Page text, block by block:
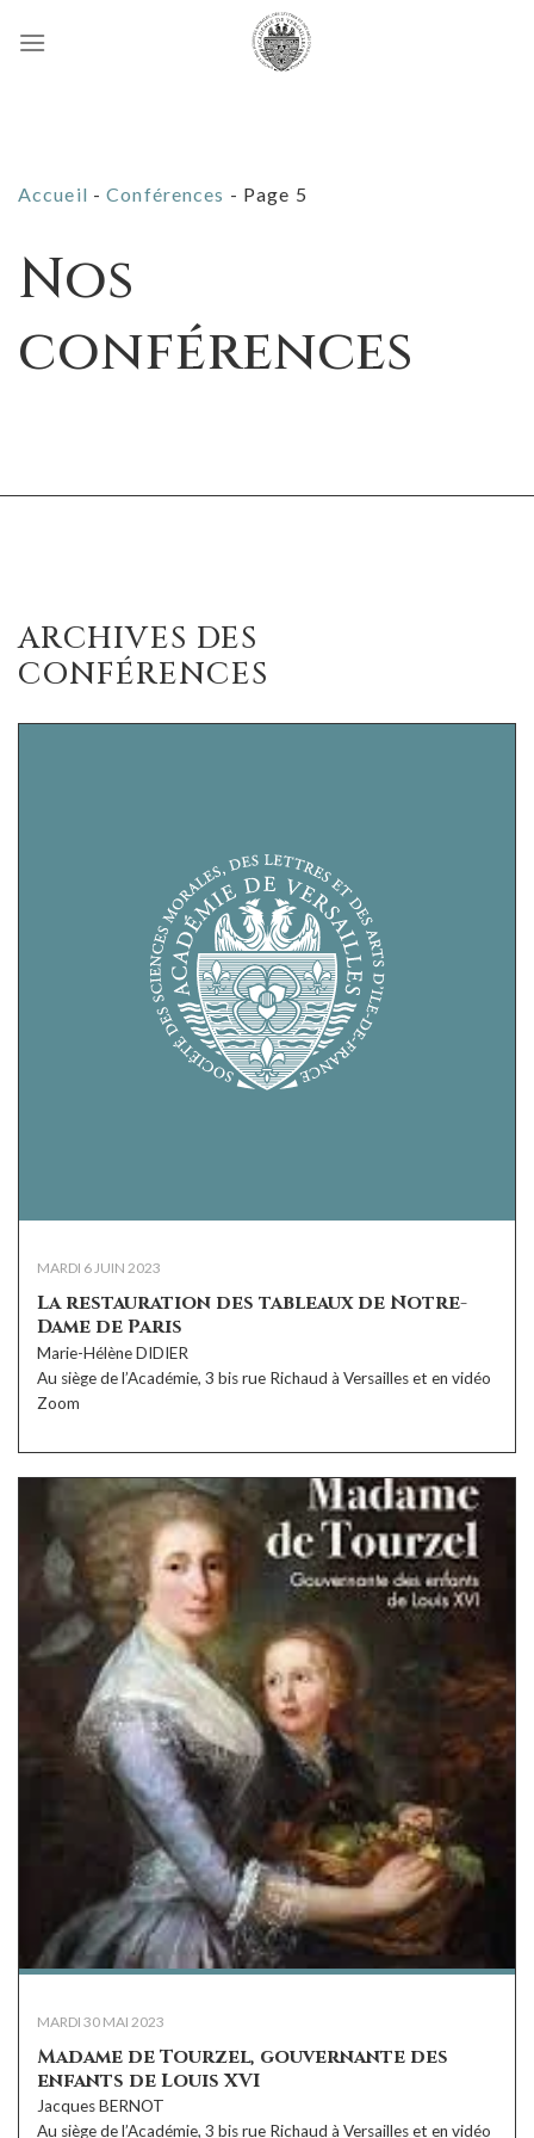
Accueil -Conférences - Page 5
Nos
conférences
ARCHIVES DES
CONFÉRENCES
MARDI 6 JUIN 2023
La restauration des tableaux de Notre-
Dame de Paris
Marie-Hélène DIDIER
Au siège de l’Académie, 3 bis rue Richaud à Versailles et en vidéo
Zoom
MARDI 30 MAI 2023
Madame de Tourzel, gouvernante des
enfants de Louis XVI
Jacques BERNOT
Au siège de l’Académie, 3 bis rue Richaud à Versailles et en vidéo